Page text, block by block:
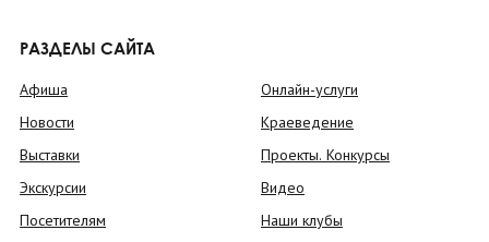
РАЗДЕЛЫ САЙТА
Афиша
Новости
Выставки
Экскурсии
Посетителям
Онлайн-услуги
Краеведение
Проекты. Конкурсы
Видео
Наши клубы